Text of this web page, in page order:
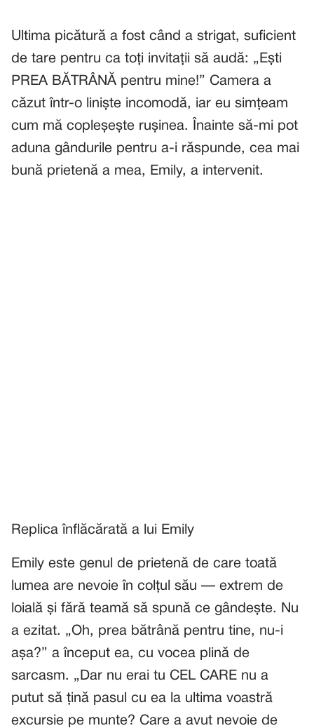
Ultima picătură a fost când a strigat, suficient
de tare pentru ca toți invitații să audă: „Ești
PREA BĂTRÂNĂ pentru mine!” Camera a
căzut într-o liniște incomodă, iar eu simțeam
cum mă copleșește rușinea. Înainte să-mi pot
aduna gândurile pentru a-i răspunde, cea mai
bună prietenă a mea, Emily, a intervenit.
Replica înflăcărată a lui Emily
Emily este genul de prietenă de care toată
lumea are nevoie în colțul său — extrem de
loială și fără teamă să spună ce gândește. Nu
a ezitat. „Oh, prea bătrână pentru tine, nu-i
așa?” a început ea, cu vocea plină de
sarcasm. „Dar nu erai tu CEL CARE nu a
putut să țină pasul cu ea la ultima voastră
excursie pe munte? Care a avut nevoie de